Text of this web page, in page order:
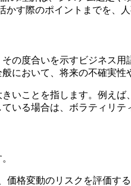
かす際のポイントまでを、
の度合いを示すビジネス
において、将来の不確実性
いことを指します。例え
いる場合は、ボラティリテ
価格変動のリスクを評価す